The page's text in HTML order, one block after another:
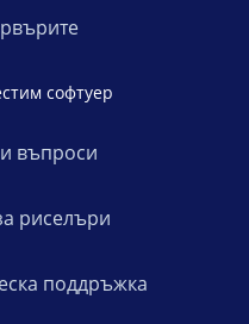
софтуер
въпроси
риселъри
поддръжка